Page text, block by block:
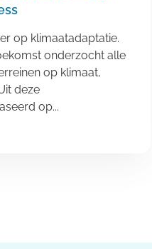
op klimaatadaptatie.
onderzocht alle
op klimaat,
deze
op...